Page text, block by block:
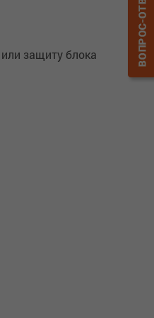
защиту блока